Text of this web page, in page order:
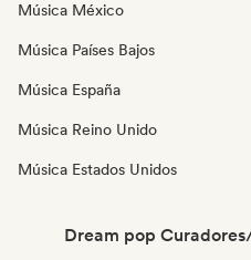
Música México
Música Países Bajos
Música España
Música Reino Unido
Música Estados Unidos
Dream pop